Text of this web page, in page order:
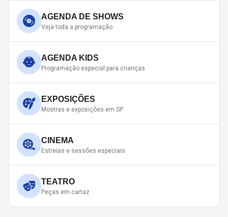
AGENDA DE SHOWS
Veja toda a programação
AGENDA KIDS
Programação especial para crianças
EXPOSIÇÕES
Mostras e exposições em SP
CINEMA
Estreias e sessões especiais
TEATRO
Peças em cartaz